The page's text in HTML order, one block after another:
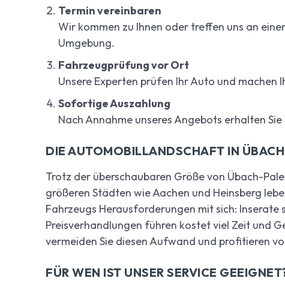
Termin vereinbaren
Wir kommen zu Ihnen oder treffen uns an
Umgebung.
Fahrzeugprüfung vor Ort
Unsere Experten prüfen Ihr Auto und machen
Sofortige Auszahlung
Nach Annahme unseres Angebots erhalten
DIE AUTOMOBILLANDSCHAFT IN
Trotz der überschaubaren Größe von Übach-
größeren Städten wie Aachen und Heinsberg
Fahrzeugs Herausforderungen mit sich:
Preisverhandlungen führen kostet viel Zeit und
vermeiden Sie diesen Aufwand und profitieren
FÜR WEN IST UNSER SERVICE